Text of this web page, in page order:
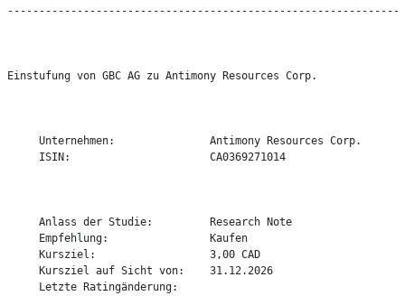
Einstufung von GBC AG zu Antimony Resources Corp.
     Unternehmen:               Antimony Resources Corp.
     ISIN:                      CA0369271014
     Anlass der Studie:         Research Note
     Empfehlung:                Kaufen
     Kursziel:                  3,00 CAD
     Kursziel auf Sicht von:    31.12.2026
     Letzte Ratingänderung: